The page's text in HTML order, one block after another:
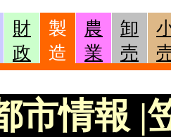
財
政
製
造
農
業
卸
売
市情報 |